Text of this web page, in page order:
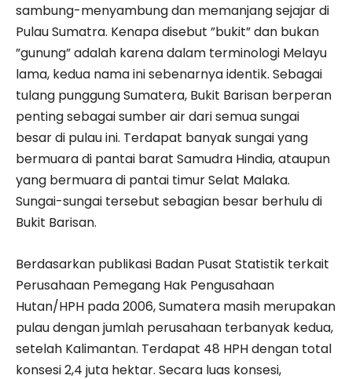
sambung-menyambung dan memanjang sejajar di
Pulau Sumatra. Kenapa disebut ”bukit” dan bukan
”gunung” adalah karena dalam terminologi Melayu
lama, kedua nama ini sebenarnya identik. Sebagai
tulang punggung Sumatera, Bukit Barisan berperan
penting sebagai sumber air dari semua sungai
besar di pulau ini. Terdapat banyak sungai yang
bermuara di pantai barat Samudra Hindia, ataupun
yang bermuara di pantai timur Selat Malaka.
Sungai-sungai tersebut sebagian besar berhulu di
Bukit Barisan.
​Berdasarkan publikasi Badan Pusat Statistik terkait
Perusahaan Pemegang Hak Pengusahaan
Hutan/HPH pada 2006, Sumatera masih merupakan
pulau dengan jumlah perusahaan terbanyak kedua,
setelah Kalimantan. Terdapat 48 HPH dengan total
konsesi 2,4 juta hektar. Secara luas konsesi,